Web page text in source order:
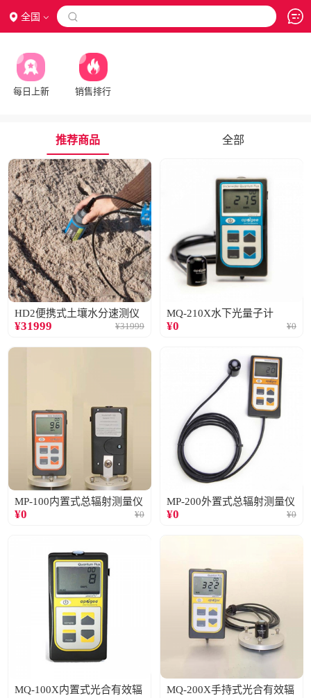
全国 
每日上新 销售排行
推荐商品 全部
HD2便携式土壤水分速测仪
¥31999 ¥31999
MQ-210X水下光量子计
¥0 ¥0
MP-100内置式总辐射测量仪
¥0 ¥0
MP-200外置式总辐射测量仪
¥0 ¥0
MQ-100X内置式光合有效辐
MQ-200X手持式光合有效辐